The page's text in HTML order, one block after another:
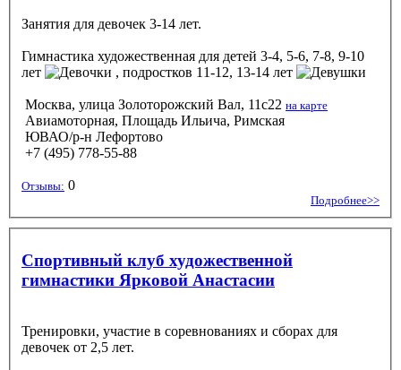
Занятия для девочек 3-14 лет.
Гимнастика художественная для детей 3-4, 5-6, 7-8, 9-10
лет
, подростков 11-12, 13-14 лет
Москва, улица Золоторожский Вал, 11с22 на карте
Авиамоторная, Площадь Ильича, Римская
ЮВАО/р-н Лефортово
+7 (495) 778-55-88
Отзывы: 0
Подробнее>>
Спортивный клуб художественной
гимнастики Ярковой Анастасии
Тренировки, участие в соревнованиях и сборах для
девочек от 2,5 лет.